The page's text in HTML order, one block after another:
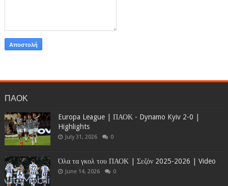
ΠΑΟΚ
Europa League | ΠΑΟΚ - Dynamo Kyiv 2-0 |
Highlights
July 31, 2026 0
Όλα τα γκολ του ΠΑΟΚ | Σεζόν 2025-2026 | Video
June 14, 2026 0